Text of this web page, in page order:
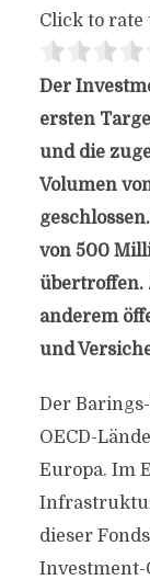
Click to rate
Der
ersten
und die
Volumen
von 500
übertroffen.
anderem
und
Der
OECD-
Europa. Im
dieser
Investment-